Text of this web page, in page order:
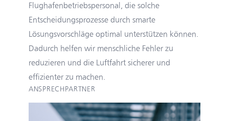
Flughafenbetriebspersonal, die solche
Entscheidungsprozesse durch smarte
Lösungsvorschläge optimal unterstützen können.
Dadurch helfen wir menschliche Fehler zu
reduzieren und die Luftfahrt sicherer und
effizienter zu machen.
ANSPRECHPARTNER